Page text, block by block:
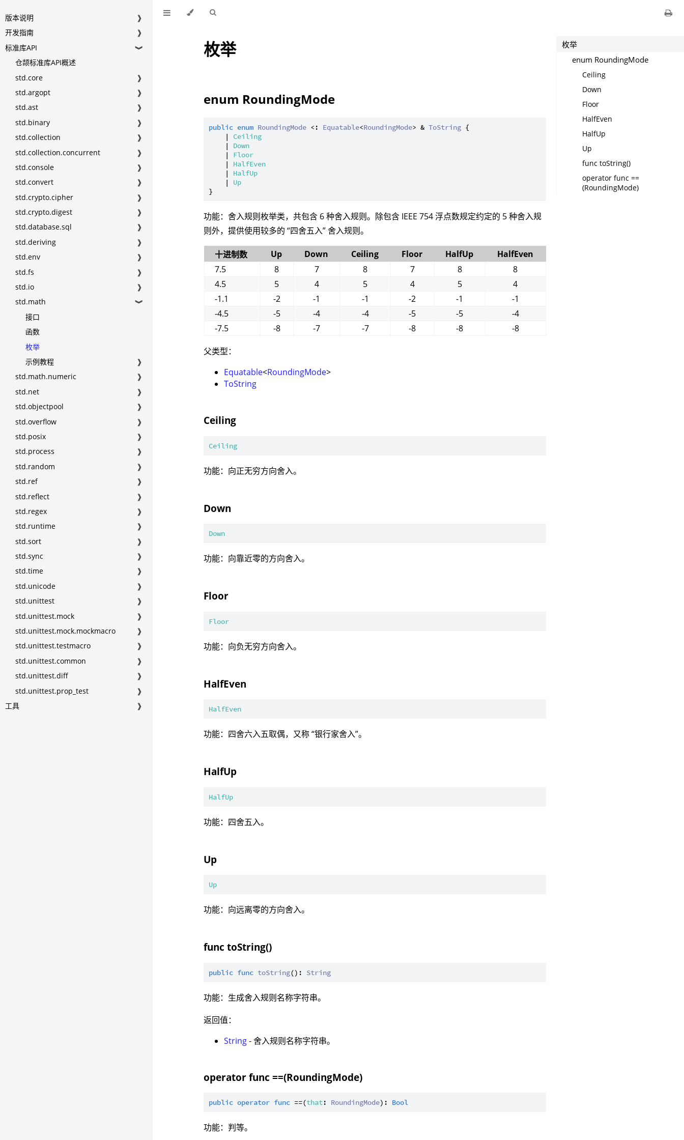
版本说明
❱
开发指南
❱
标准库API
❱
仓颉标准库API概述
std.core
❱
std.argopt
❱
std.ast
❱
std.binary
❱
std.collection
❱
std.collection.concurrent
❱
std.console
❱
std.convert
❱
std.crypto.cipher
❱
std.crypto.digest
❱
std.database.sql
❱
std.deriving
❱
std.env
❱
std.fs
❱
std.io
❱
std.math
❱
接口
函数
枚举
示例教程
❱
std.math.numeric
❱
std.net
❱
std.objectpool
❱
std.overflow
❱
std.posix
❱
std.process
❱
std.random
❱
std.ref
❱
std.reflect
❱
std.regex
❱
std.runtime
❱
std.sort
❱
std.sync
❱
std.time
❱
std.unicode
❱
std.unittest
❱
std.unittest.mock
❱
std.unittest.mock.mockmacro
❱
std.unittest.testmacro
❱
std.unittest.common
❱
std.unittest.diff
❱
std.unittest.prop_test
❱
工具
❱
枚举
enum RoundingMode
public enum RoundingMode <: Equatable<RoundingMode> & ToString {
    |
Ceiling
    |
Down
    |
Floor
    |
HalfEven
    |
HalfUp
    |
Up
功能：舍入规则枚举类，共包含 6 种舍入规则。除包含 IEEE 754 浮点数规定约定的 5 种舍入规
则外，提供使用较多的 “四舍五入” 舍入规则。
十进制数 Up Down Ceiling Floor HalfUp
HalfEven
7.5
8 7 8 7 8
8
4.5
5 4 5 4 5
4
-1.1
-2 -1 -1 -2 -1
-1
-4.5
-5 -4 -4 -5 -5
-4
-7.5
-8 -7 -7 -8 -8 -8
父类型：
Equatable<RoundingMode>
ToString
Ceiling
Ceiling
功能：向正无穷方向舍入。
Down
Down
功能：向靠近零的方向舍入。
Floor
Floor
功能：向负无穷方向舍入。
HalfEven
HalfEven
功能：四舍六入五取偶，又称 “银行家舍入”。
HalfUp
HalfUp
功能：四舍五入。
Up
Up
功能：向远离零的方向舍入。
func toString()
public func toString(): String
功能：生成舍入规则名称字符串。
返回值：
String- 舍入规则名称字符串。
operator func ==(RoundingMode)
public operator func ==(that: RoundingMode): Bool
功能：判等。
枚举
enum RoundingMode
Ceiling
Down
Floor
HalfEven
HalfUp
Up
func toString()
operator func ==
(RoundingMode)